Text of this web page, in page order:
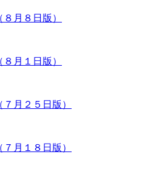
月８日版）
月１日版）
月２５日版）
月１８日版）